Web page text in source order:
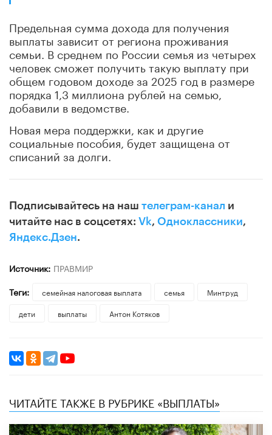
Предельная сумма дохода для получения
выплаты зависит от региона проживания
семьи. В среднем по России семья из четырех
человек сможет получить такую выплату при
общем годовом доходе за 2025 год в размере
порядка 1,3 миллиона рублей на семью,
добавили в ведомстве.
Новая мера поддержки, как и другие
социальные пособия, будет защищена от
списаний за долги.
Подписывайтесь на наш телеграм-канал и
читайте нас в соцсетях: Vk, Одноклассники,
Яндекс.Дзен.
Источник: ПРАВМИР
Теги:
семейная налоговая выплата семья
Минтруд
дети
выплаты Антон Котяков
ЧИТАЙТЕ ТАКЖЕ В РУБРИКЕ «ВЫПЛАТЫ»